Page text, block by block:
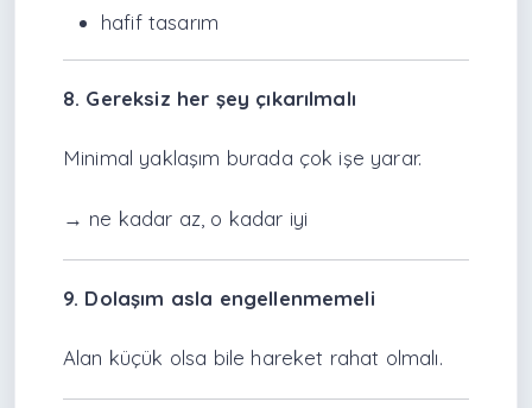
hafif tasarım
8. Gereksiz her şey çıkarılmalı
Minimal yaklaşım burada çok işe yarar.
→ ne kadar az, o kadar iyi
9. Dolaşım asla engellenmemeli
Alan küçük olsa bile hareket rahat olmalı.